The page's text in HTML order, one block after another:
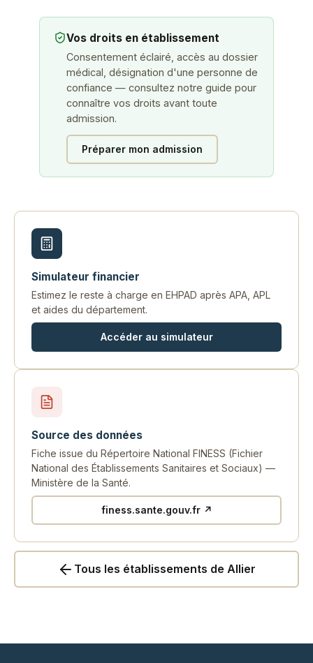
Vos droits en établissement
Consentement éclairé, accès au dossier
médical, désignation d'une personne de
confiance — consultez notre guide pour
connaître vos droits avant toute
admission.
Préparer mon admission
Simulateur financier
Estimez le reste à charge en EHPAD après APA, APL
et aides du département.
Accéder au simulateur
Source des données
Fiche issue du Répertoire National FINESS (Fichier
National des Établissements Sanitaires et Sociaux) —
Ministère de la Santé.
finess.sante.gouv.fr ↗
Tous les établissements de Allier